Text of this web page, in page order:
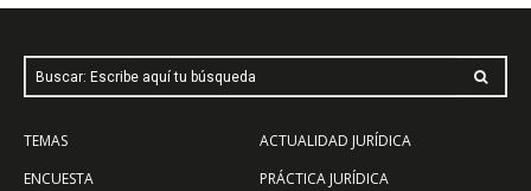
Buscar: Escribe aquí tu búsqueda
TEMAS
ENCUESTA
ACTUALIDAD JURÍDICA
PRÁCTICA JURÍDICA